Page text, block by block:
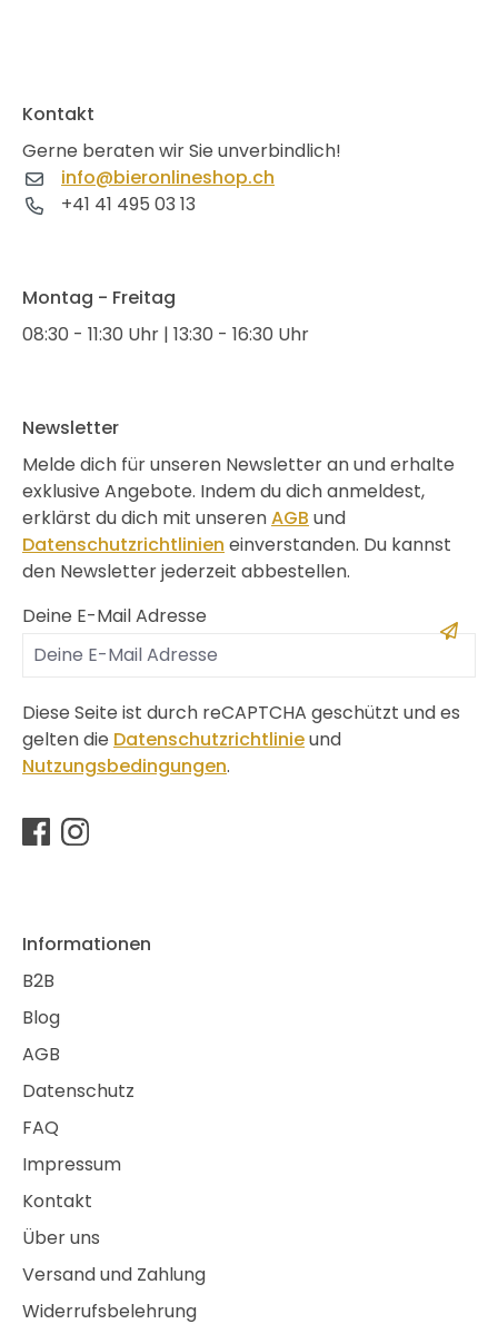
Kontakt
Gerne beraten wir Sie unverbindlich!
info@bieronlineshop.ch
+41 41 495 03 13
Montag - Freitag
08:30 - 11:30 Uhr | 13:30 - 16:30 Uhr
Newsletter
Melde dich für unseren Newsletter an und erhalte
exklusive Angebote. Indem du dich anmeldest,
erklärst du dich mit unserenAGB und
Datenschutzrichtlinien einverstanden. Du kannst
den Newsletter jederzeit abbestellen.
Deine E-Mail Adresse
Diese Seite ist durch reCAPTCHA geschützt und es
gelten die Datenschutzrichtlinieund
Nutzungsbedingungen.
Informationen
B2B
Blog
AGB
Datenschutz
FAQ
Impressum
Kontakt
Über uns
Versand und Zahlung
Widerrufsbelehrung